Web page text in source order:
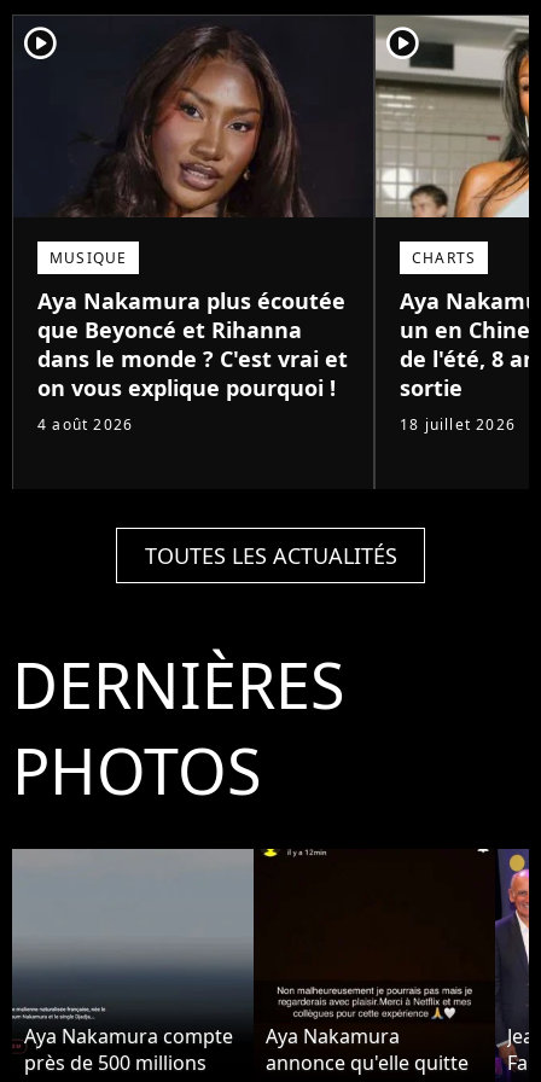
player2
MUSIQUE
Aya Nakamura plus écoutée
que Beyoncé et Rihanna
dans le monde ? C'est vrai et
on vous explique pourquoi !
4 août 2026
player2
CHARTS
Aya
un en Chine
de l'été, 8
sortie
18 juillet 2026
TOUTES LES ACTUALITÉS
DERNIÈRES
PHOTOS
Aya Nakamura compte
près de 500 millions
Aya Nakamura
annonce qu'elle quitte